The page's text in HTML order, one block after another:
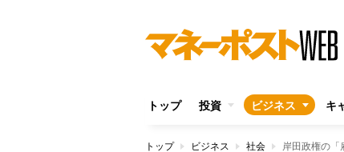
トップ 投資 ビジネス キ
トップ ビジネス 社会